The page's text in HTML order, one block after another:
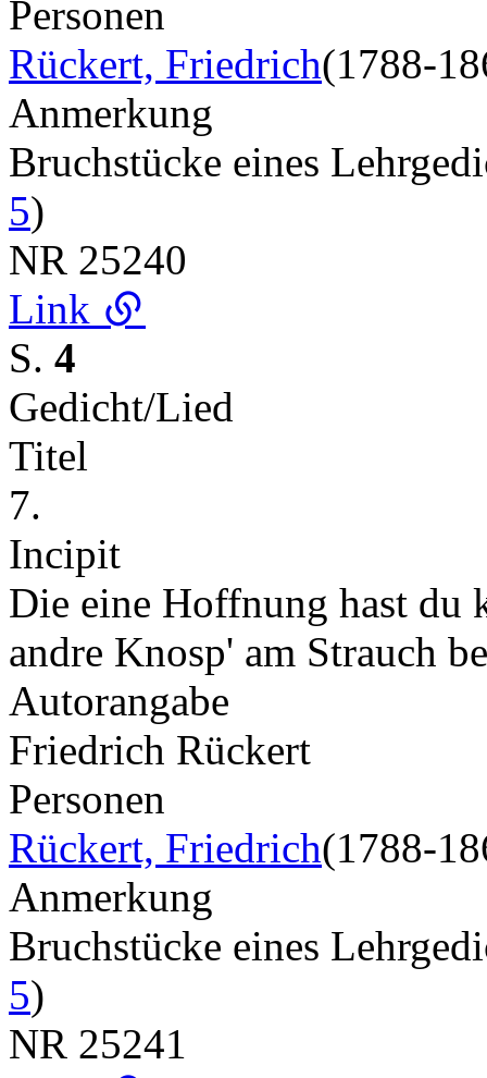
Personen
Rückert, Friedrich(1788-
Anmerkung
Bruchstücke eines
5)
NR 25240
Link
S. 4
Gedicht/Lied
Titel
7.
Incipit
Die eine Hoffnung hast du
andre Knosp' am Strauch
Autorangabe
Friedrich Rückert
Personen
Rückert, Friedrich(1788-
Anmerkung
Bruchstücke eines
5)
NR 25241